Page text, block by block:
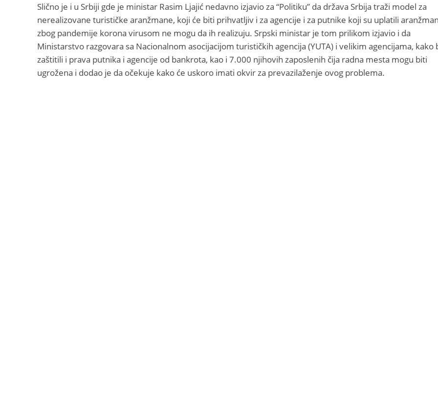
Slično je i u Srbiji gde je ministar Rasim Ljajić nedavno izjavio za “Politiku” da država Srbija traži model za
nerealizovane turističke aranžmane, koji će biti prihvatljiv i za agencije i za putnike koji su uplatili
zbog pandemije korona virusom ne mogu da ih realizuju. Srpski ministar je tom prilikom izjavio i da
Ministarstvo razgovara sa Nacionalnom asocijacijom turističkih agencija (YUTA) i velikim agencijama, kako
zaštitili i prava putnika i agencije od bankrota, kao i 7.000 njihovih zaposlenih čija radna mesta mogu biti
ugrožena i dodao je da očekuje kako će uskoro imati okvir za prevazilaženje ovog problema.